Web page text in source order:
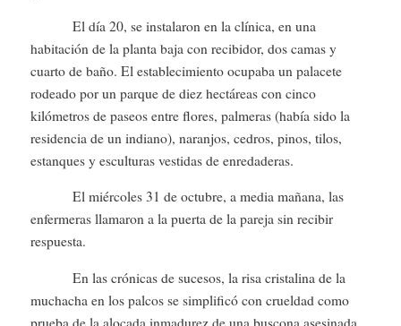
El día 20, se instalaron en la clínica, en una
habitación de la planta baja con recibidor, dos camas y
cuarto de baño. El establecimiento ocupaba un palacete
rodeado por un parque de diez hectáreas con cinco
kilómetros de paseos entre flores, palmeras (había sido la
residencia de un indiano), naranjos, cedros, pinos, tilos,
estanques y esculturas vestidas de enredaderas.
El miércoles 31 de octubre, a media mañana, las
enfermeras llamaron a la puerta de la pareja sin recibir
respuesta.
En las crónicas de sucesos, la risa cristalina de la
muchacha en los palcos se simplificó con crueldad como
prueba de la alocada inmadurez de una buscona asesinada